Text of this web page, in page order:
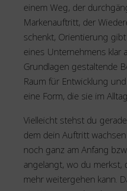
einem Weg, der
Markenauftritt, der
schenkt, Orientierung
eines Unternehmens klar
Grundlagen gestaltende
Raum für Entwicklung
eine Form, die sie im
Vielleicht stehst du
dem dein Auftritt
noch ganz am Anfang
angelangt, wo du merkst,
mehr weitergehen kann.